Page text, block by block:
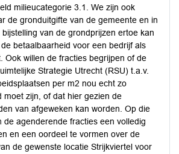
milieucategorie 3.1. We zijn ook
de gronduitgifte van de gemeente en in
van de grondprijzen ertoe kan
betaalbaarheid voor een bedrijf als
Ook willen de fracties begrijpen of de
Strategie Utrecht (RSU) t.a.v.
per m2 nou echt zo
moet zijn, of dat hier gezien de
van afgeweken kan worden. Op die
de agenderende fracties een volledig
en een oordeel te vormen over de
de gewenste locatie Strijkviertel voor